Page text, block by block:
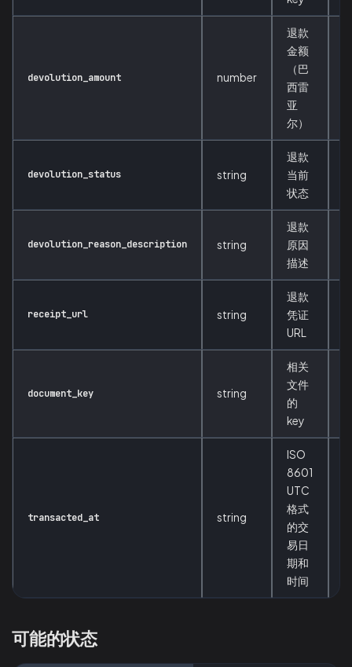
devolution_amount number
退款
金额
（巴
西雷
亚
尔）
devolution_status string
退款
当前
状态
devolution_reason_description string
退款
原因
描述
receipt_url string
退款
凭证
URL
document_key string
相关
文件
的
key
transacted_at string
ISO
8601
UTC
格式
的交
易日
期和
时间
可能的状态